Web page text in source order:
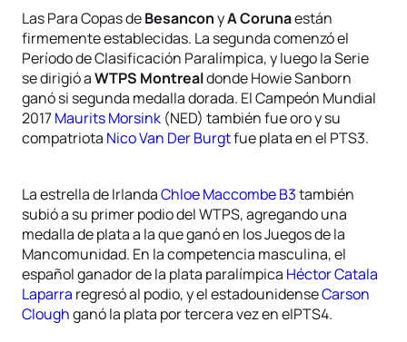
Las Para Copas deBesanconyA Corunaestán
firmemente establecidas. La segunda comenzó el
Período de Clasificación Paralímpica, y luego la Serie
se dirigió aWTPS Montrealdonde Howie Sanborn
ganó si segunda medalla dorada. El Campeón Mundial
2017Maurits Morsink (NED) también fue oro y su
compatriota Nico Van Der Burgtfue plata en el PTS3.
La estrella de IrlandaChloe Maccombe B3también
subió a su primer podio del WTPS, agregando una
medalla de plata a la que ganó en los Juegos de la
Mancomunidad. En la competencia masculina, el
español ganador de la plata paralímpica Héctor Catala
Laparra regresó al podio, y el estadounidenseCarson
Cloughganó la plata por tercera vez en elPTS4.